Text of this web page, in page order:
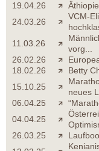
19.04.26
24.03.26
VCM-
11.03.26
vorg...
26.02.26
18.02.26
Betty
15.10.25
neues
06.04.25
04.04.25
26.03.25